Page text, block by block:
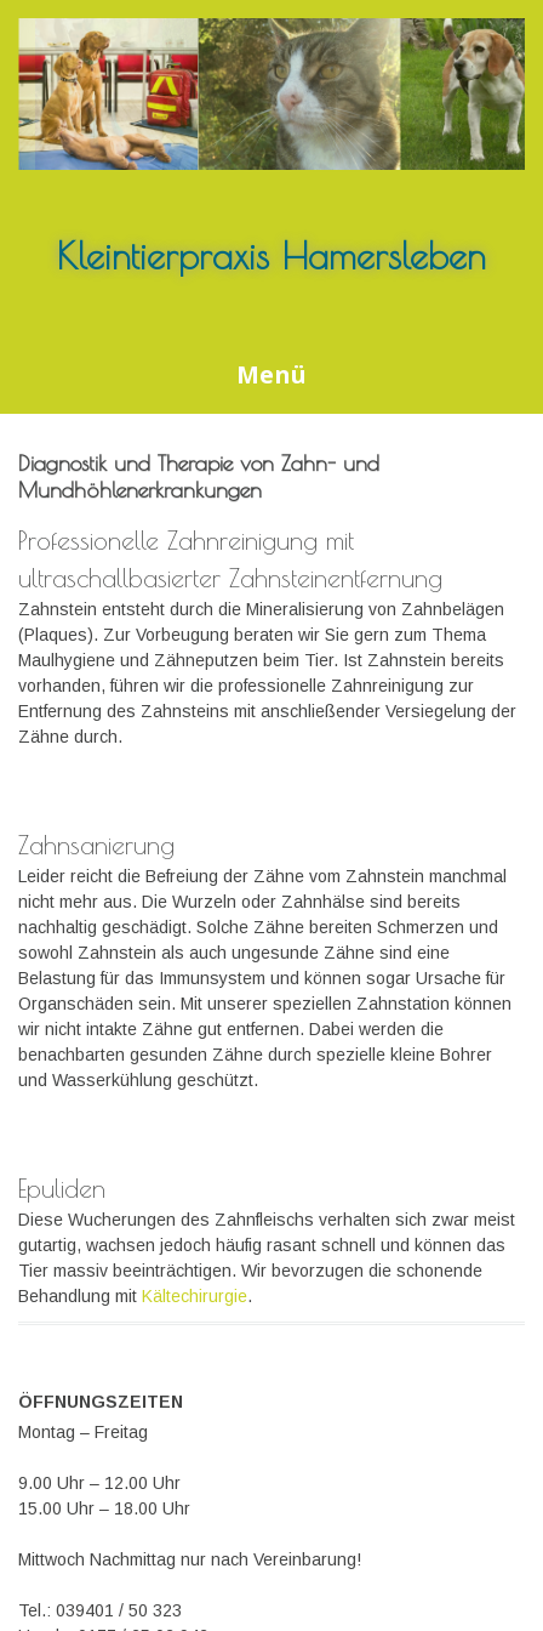
Inhalt
Kleintierpraxis Hamersleben
Menü
Diagnostik und Therapie von Zahn- und
Mundhöhlenerkrankungen
Professionelle Zahnreinigung mit
ultraschallbasierter Zahnsteinentfernung
Zahnstein entsteht durch die Mineralisierung von Zahnbelägen
(Plaques). Zur Vorbeugung beraten wir Sie gern zum Thema
Maulhygiene und Zähneputzen beim Tier. Ist Zahnstein bereits
vorhanden, führen wir die professionelle Zahnreinigung zur
Entfernung des Zahnsteins mit anschließender Versiegelung der
Zähne durch.
Zahnsanierung
Leider reicht die Befreiung der Zähne vom Zahnstein manchmal
nicht mehr aus. Die Wurzeln oder Zahnhälse sind bereits
nachhaltig geschädigt. Solche Zähne bereiten Schmerzen und
sowohl Zahnstein als auch ungesunde Zähne sind eine
Belastung für das Immunsystem und können sogar Ursache für
Organschäden sein. Mit unserer speziellen Zahnstation können
wir nicht intakte Zähne gut entfernen. Dabei werden die
benachbarten gesunden Zähne durch spezielle kleine Bohrer
und Wasserkühlung geschützt.
Epuliden
Diese Wucherungen des Zahnfleischs verhalten sich zwar meist
gutartig, wachsen jedoch häufig rasant schnell und können das
Tier massiv beeinträchtigen. Wir bevorzugen die schonende
Behandlung mit Kältechirurgie.
ÖFFNUNGSZEITEN
Montag – Freitag
9.00 Uhr – 12.00 Uhr
15.00 Uhr – 18.00 Uhr
Mittwoch Nachmittag nur nach Vereinbarung!
Tel.: 039401 / 50 323